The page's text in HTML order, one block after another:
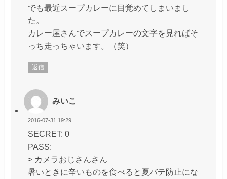
でも最近スープカレーに目覚めてしまいまし
た。
カレー屋さんでスープカレーの文字を見ればそ
っち走っちゃいます。（笑）
返信
みいこ
2016-07-31 19:29
SECRET: 0
PASS:
> カメラおじさんさん
暑いときに辛いものを食べると夏バテ防止にな